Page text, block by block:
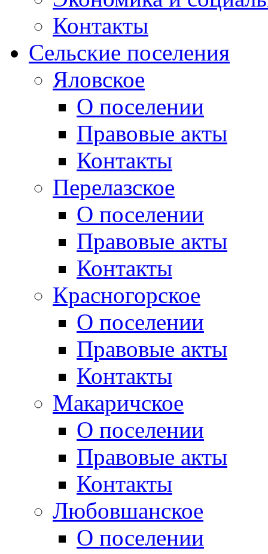
Контакты
Сельские поселения
Яловское
О поселении
Правовые акты
Контакты
Перелазское
О поселении
Правовые акты
Контакты
Красногорское
О поселении
Правовые акты
Контакты
Макаричское
О поселении
Правовые акты
Контакты
Любовшанское
О поселении